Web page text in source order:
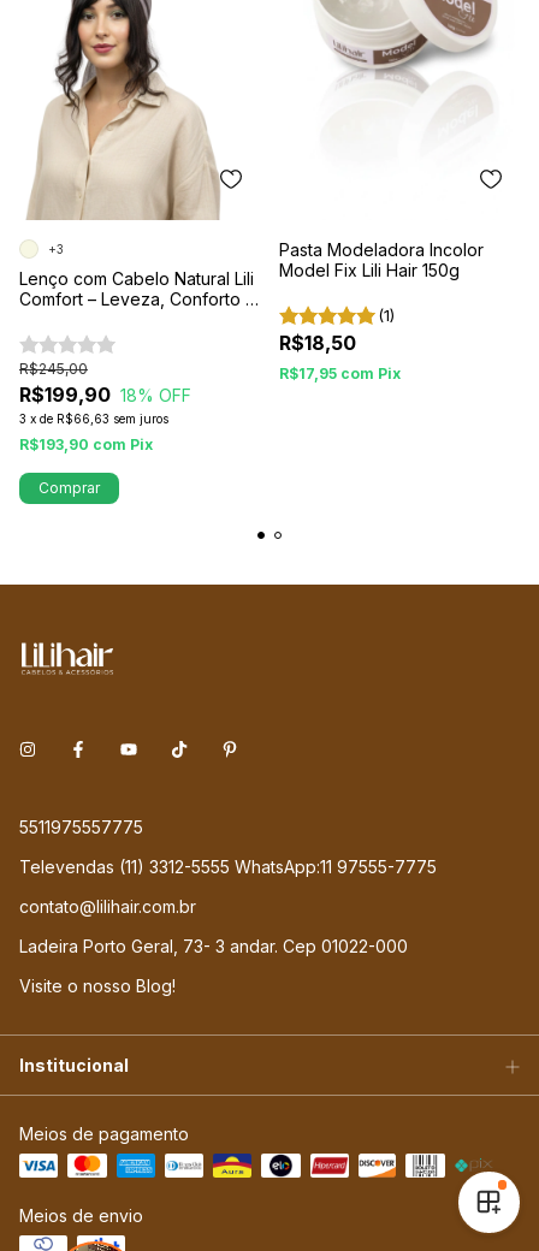
Lenço com Cabelo Natural Lili
Comfort – Leveza, Conforto e
Momentos
R$199,90
R$245,00
18% OFF
3 x de R$66,63 sem juros
R$193,90 com Pix
+3
Comprar
Pasta Modeladora Incolor
Model Fix Lili Hair 150g
(1)
R$18,50
R$17,95 com Pix
5511975557775
Televendas (11) 3312-5555 WhatsApp:11 97555-7775
contato@lilihair.com.br
Ladeira Porto Geral, 73- 3 andar. Cep 01022-000
Visite o nosso Blog!
Institucional
Meios de pagamento
Meios de envio